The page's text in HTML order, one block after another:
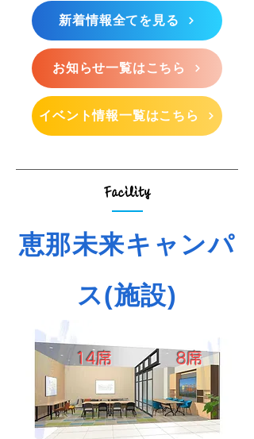
新着情報全てを見る
お知らせ一覧はこちら
イベント情報一覧はこちら
Facility
恵那未来キャンパ
ス(施設)
14席 8席